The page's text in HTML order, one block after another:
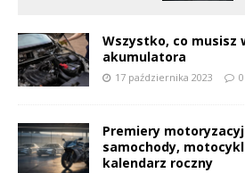
Wszystko, co musisz
akumulatora
17 października 2023 0
Premiery
samochody,
kalendarz roczny